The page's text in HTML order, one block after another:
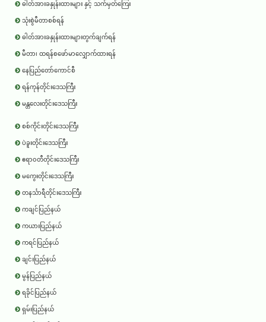
ဓါတ်အားခနှုန်းထားများ နှင့် သက်မှတ်ကြေး
သုံးစွဲမီတာစစ်ရန်
ဓါတ်အားခနှုန်းထားများတွက်ချက်ရန်
မီတာ၊ ထရန်စဖော်မာလျှောက်ထားရန်
နေပြည်တော်ကောင်စီ
ရန်ကုန်တိုင်းဒေသကြီး
မန္တလေးတိုင်းဒေသကြီး
စစ်ကိုင်းတိုင်းဒေသကြီး
ပဲခူးတိုင်းဒေသကြီး
ဧရာ၀တီတိုင်းဒေသကြီး
မကွေးတိုင်းဒေသကြီး
တနင်္သာရီတိုင်းဒေသကြီး
ကချင်ပြည်နယ်
ကယားပြည်နယ်
ကရင်ပြည်နယ်
ချင်းပြည်နယ်
မွန်ပြည်နယ်
ရခိုင်ပြည်နယ်
ရှမ်းပြည်နယ်